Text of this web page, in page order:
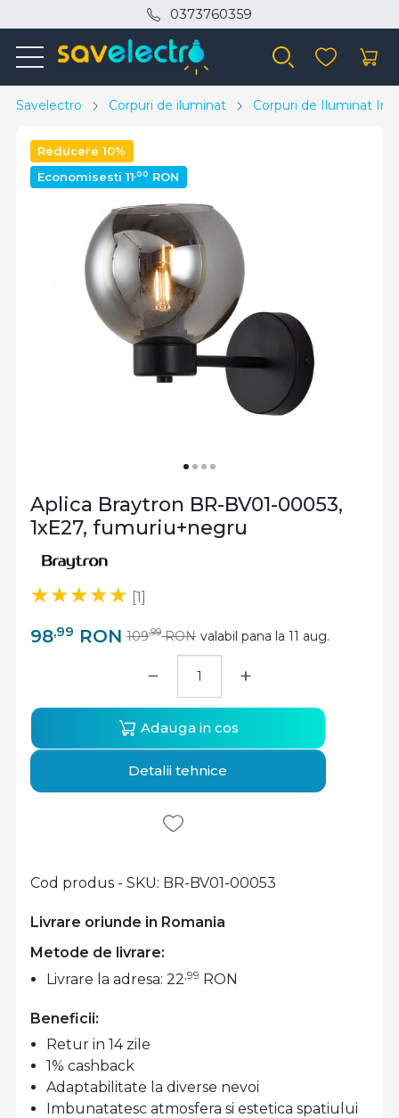
0373760359
Savelectro Corpuri de iluminat Corpuri de Iluminat
Reducere 10%
Economisesti 11,00 RON
Aplica Braytron BR-BV01-00053,
1xE27, fumuriu+negru
[1]
98,99 RON 109,99 RON valabil pana la 11 aug.
Livrare oriunde in Romania
Cod produs - SKU BR-BV01-00053
Metode de livrare:
Livrare la adresa: 22,99 RON
− +
Adauga in cos
Detalii tehnice
Beneficii:
Retur in 14 zile
1% cashback
Adaptabilitate la diverse nevoi
Imbunatatesc atmosfera si estetica spatiului